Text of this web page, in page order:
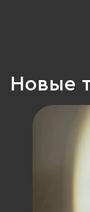
Новые